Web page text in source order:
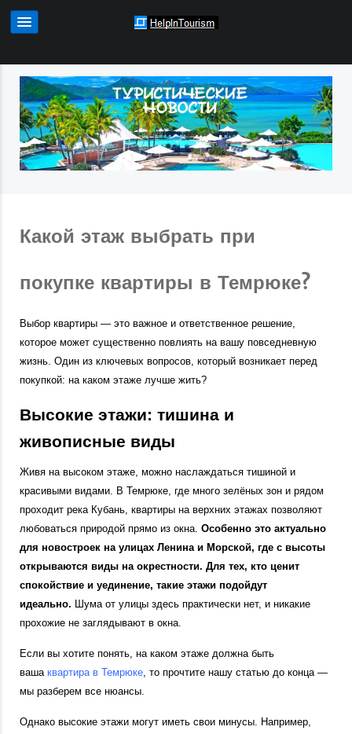
Какой этаж выбрать при
покупке квартиры в Темрюке?
Выбор квартиры — это важное и ответственное решение,
которое может существенно повлиять на вашу повседневную
жизнь. Один из ключевых вопросов, который возникает перед
покупкой: на каком этаже лучше жить?
Высокие этажи: тишина и
живописные виды
Живя на высоком этаже, можно наслаждаться тишиной и
красивыми видами. В Темрюке, где много зелёных зон и рядом
проходит река Кубань, квартиры на верхних этажах позволяют
любоваться природой прямо из окна. Особенно это актуально
для новостроек на улицах Ленина и Морской, где с высоты
открываются виды на окрестности. Для тех, кто ценит
спокойствие и уединение, такие этажи подойдут
идеально. Шума от улицы здесь практически нет, и никакие
прохожие не заглядывают в окна.
Если вы хотите понять, на каком этаже должна быть
ваша квартира в Темрюке, то прочтите нашу статью до конца —
мы разберем все нюансы.
Однако высокие этажи могут иметь свои минусы. Например,